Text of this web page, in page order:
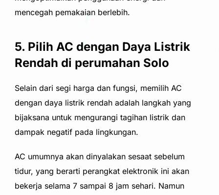
mencegah pemakaian berlebih.
5. Pilih AC dengan Daya Listrik
Rendah di perumahan Solo
Selain dari segi harga dan fungsi, memilih AC
dengan daya listrik rendah adalah langkah yang
bijaksana untuk mengurangi tagihan listrik dan
dampak negatif pada lingkungan.
AC umumnya akan dinyalakan sesaat sebelum
tidur, yang berarti perangkat elektronik ini akan
bekerja selama 7 sampai 8 jam sehari. Namun